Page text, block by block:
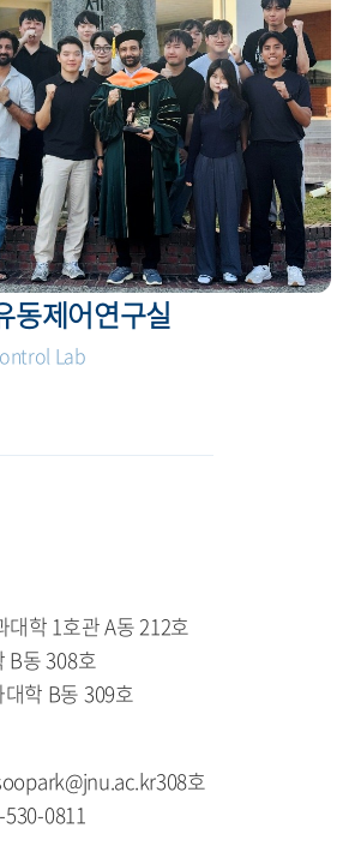
동제어연구실
Lab
대학 1호관 A동 212호
B동 308호
학 B동 309호
호
0811